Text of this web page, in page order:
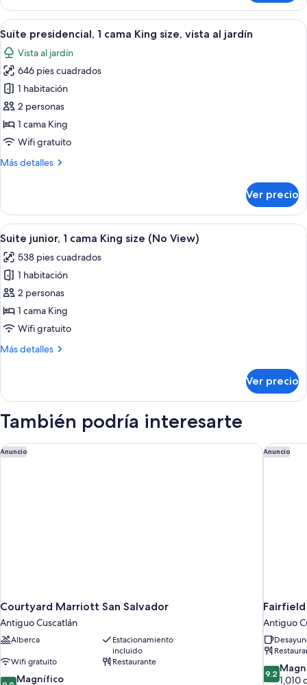
(Concierge
level)
Club,
camas
Queen
size
(Concierge
level)
Abrir
todas
las
fotos
de
Suite
presidencial,
1
King
al
jardín
Habitación de hotel con sala de
7
Suite presidencial, 1 cama King size, vista al jardín
Vista al jardín
646 pies cuadrados
1 habitación
2 personas
1 cama King
Wifi gratuito
Más detalles
Más
presidencial,
cama
size,
vista
al
jardín
Ver precio
Abrir
todas
las
fotos
de
Suite
junior,
cama
(No
View)
Habitación de hotel con una cama
6
Suite junior, 1 cama King size (No View)
538 pies cuadrados
1 habitación
2 personas
1 cama King
Wifi gratuito
Más detalles
Más
junior,
cama
size
(No
Ver precio
También podría interesarte
Anuncio
Courtyard Marriott San Salvador
Antiguo Cuscatlán
Alberca
Estacionamiento
incluido
Wifi gratuito
Restaurante
9.0 Magnífico
Courtyard Marriott San Salvador Anuncio
Antiguo
9.2
de
9.2
1,010
Fairfield